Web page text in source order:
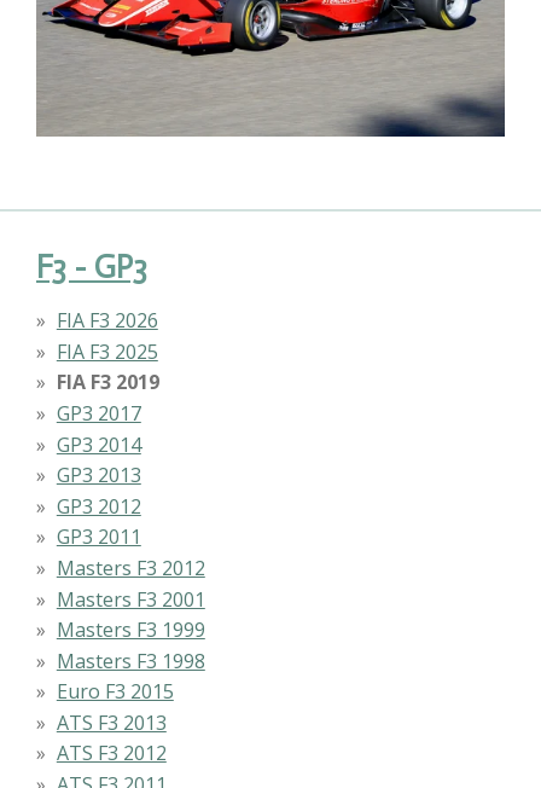
F3 - GP3
FIA F3 2026
FIA F3 2025
FIA F3 2019
GP3 2017
GP3 2014
GP3 2013
GP3 2012
GP3 2011
Masters F3 2012
Masters F3 2001
Masters F3 1999
Masters F3 1998
Euro F3 2015
ATS F3 2013
ATS F3 2012